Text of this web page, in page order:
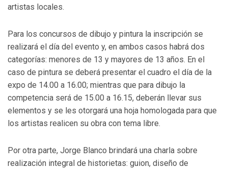
artistas locales.
Para los concursos de dibujo y pintura la inscripción se
realizará el día del evento y, en ambos casos habrá dos
categorías: menores de 13 y mayores de 13 años. En el
caso de pintura se deberá presentar el cuadro el día de la
expo de 14.00 a 16.00; mientras que para dibujo la
competencia será de 15.00 a 16.15, deberán llevar sus
elementos y se les otorgará una hoja homologada para que
los artistas realicen su obra con tema libre.
Por otra parte, Jorge Blanco brindará una charla sobre
realización integral de historietas: guion, diseño de